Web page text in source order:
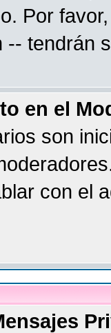
Por
-- tendrán
en el
son
con el